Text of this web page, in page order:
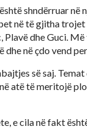
shndërruar në
në të gjitha trojet
dhe Guci.
në çdo vend
së saj.
atë të meritojë
e cila në fakt